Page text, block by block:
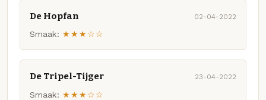
De Hopfan 02-04-2022
Smaak: ★★★☆☆
De Tripel-Tijger 23-04-2022
Smaak: ★★★☆☆